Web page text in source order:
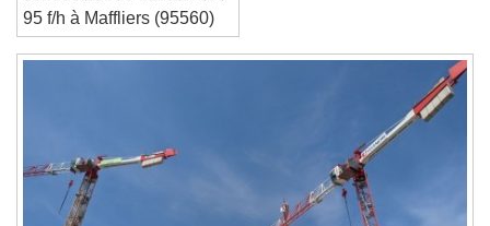
Reset
Done
conducteur de travaux cvc
95 f/h à Maffliers (95560)